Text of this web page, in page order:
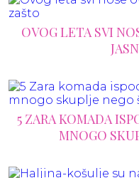
OVOG LETA SVI
5 ZARA KOMADA
MNOGO